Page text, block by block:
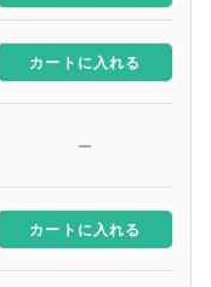
カートに入れる
—
カートに入れる